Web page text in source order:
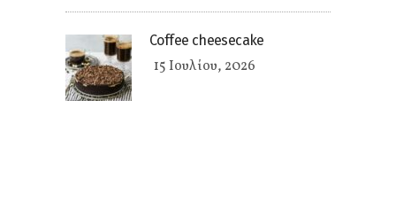
Coffee cheesecake
15 Ιουλίου, 2026